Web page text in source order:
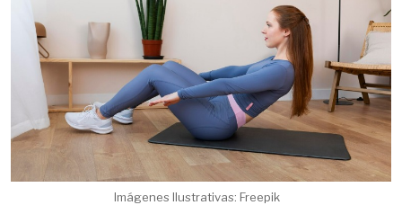
Imágenes Ilustrativas: Freepik